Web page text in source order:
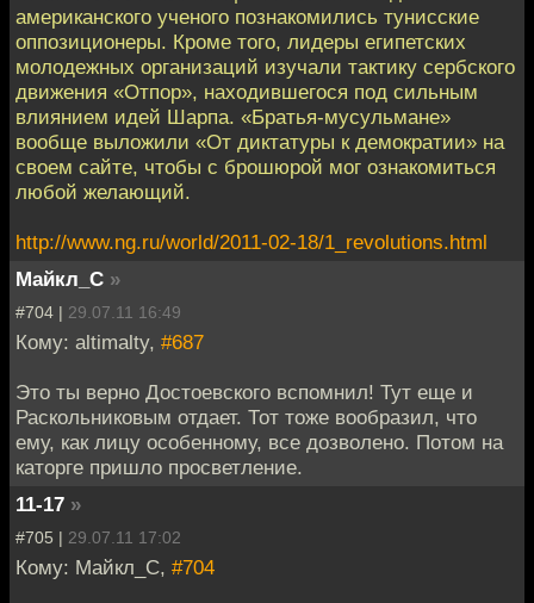
американского ученого познакомились тунисские
оппозиционеры. Кроме того, лидеры египетских
молодежных организаций изучали тактику сербского
движения «Отпор», находившегося под сильным
влиянием идей Шарпа. «Братья-мусульмане»
вообще выложили «От диктатуры к демократии» на
своем сайте, чтобы с брошюрой мог ознакомиться
любой желающий.
http://www.ng.ru/world/2011-02-18/1_revolutions.html
Майкл_С »
#704 | 29.07.11 16:49
Кому: altimalty, #687
Это ты верно Достоевского вспомнил! Тут еще и
Раскольниковым отдает. Тот тоже вообразил, что
ему, как лицу особенному, все дозволено. Потом на
каторге пришло просветление.
11-17 »
#705 | 29.07.11 17:02
Кому: Майкл_С, #704